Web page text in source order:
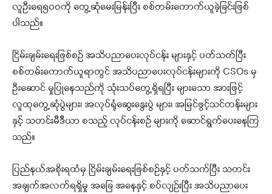
လူဦးရေ၅၀ဝကို တွေ့ဆုံမေးမြန်းပြီး စစ်တမ်းကောက်ယူခဲ့ခြင်းဖြစ်
ပါသည်။
ငြိမ်းချမ်းရေးဖြစ်စဉ် အသိပညာပေးလုပ်ငန်း များနှင့် ပတ်သတ်ပြီး
စစ်တမ်းကောက်ယူရာတွင် အသိပညာပေးလုပ်ငန်းများကို CSOs မှ
ဦးဆောင် မှုပြုနေသည်ကို သုံးသပ်တွေ့ရှိရပြီး များသော အားဖြင့်
လူထုတွေ့ဆုံပွဲများ၊ အလုပ်ရုံဆွေးနွေးပွဲ များ၊ အမြင်ဖွင့်သင်တန်းများ
နှင့် သတင်းမီဒီယာ စသည့် လုပ်ငန်းစဉ် များကို ဆောင်ရွက်ပေးနေကြ
သည်။
ပြည်နယ်အစိုးရထံမှ ငြိမ်းချမ်းရေးဖြစ်စဉ်နှင့် ပတ်သက်ပြီး သတင်း
အချက်အလက်ရရှိမှု အခြေ အနေနှင့် စပ်လျဉ်းပြီး အသိပညာပေး